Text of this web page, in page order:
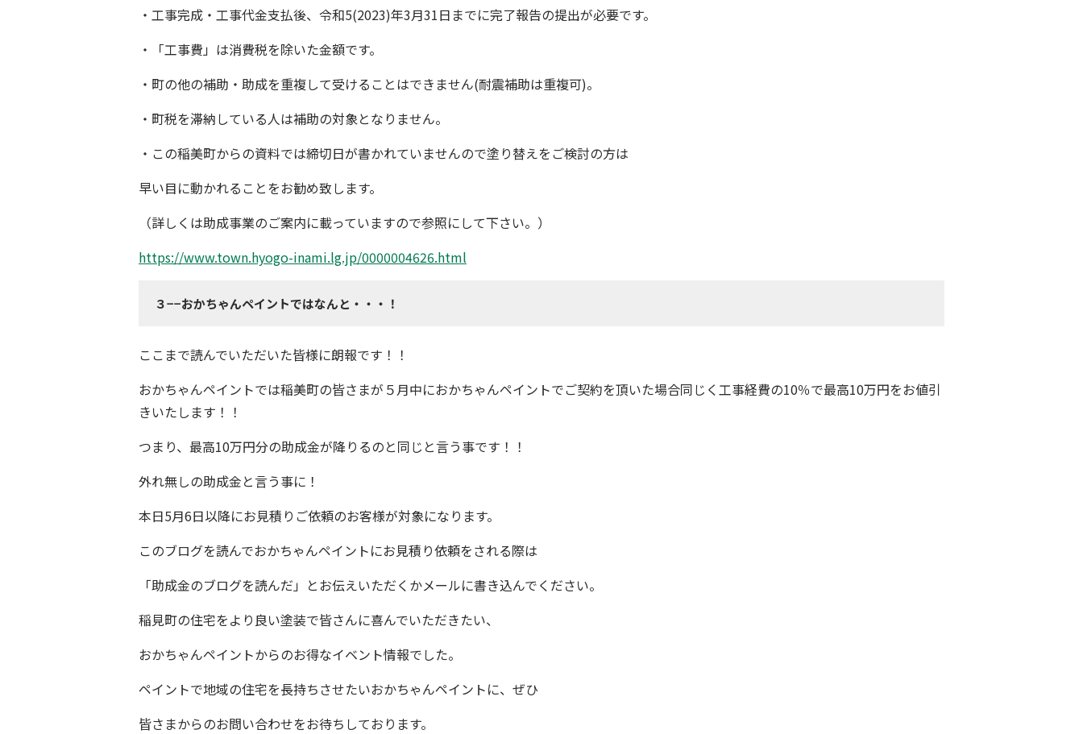
・工事完成・工事代金支払後、令和5(2023)年3月31日までに完了報告の提出が必要です。
・「工事費」は消費税を除いた金額です。
・町の他の補助・助成を重複して受けることはできません(耐震補助は重複可)。
・町税を滞納している人は補助の対象となりません。
・この稲美町からの資料では締切日が書かれていませんので塗り替えをご検討の方は
早い目に動かれることをお勧め致します。
（詳しくは助成事業のご案内に載っていますので参照にして下さい。）
https://www.town.hyogo-inami.lg.jp/0000004626.html
３−−おかちゃんペイントではなんと・・・！
ここまで読んでいただいた皆様に朗報です！！
おかちゃんペイントでは稲美町の皆さまが ５月中におかちゃんペイントでご契約を頂いた場合同じく工事経費の10％で最高10万円をお値引
きいたします！！
つまり、最高10万円分の助成金が降りるのと同じと言う事です！！
外れ無しの助成金と言う事に！
本日5月6日以降にお見積りご依頼のお客様が対象になります。
このブログを読んでおかちゃんペイントにお見積り依頼をされる際は
「助成金のブログを読んだ 」とお伝えいただくかメールに書き込んでください。
稲見町の住宅をより良い塗装で皆さんに喜んでいただきたい、
おかちゃんペイントからのお得なイベント情報でした。
ペイントで地域の住宅を長持ちさせたいおかちゃんペイントに、ぜひ
皆さまからのお問い合わせをお待ちしております。